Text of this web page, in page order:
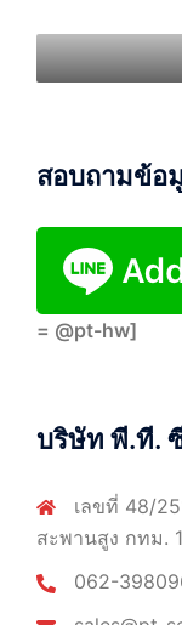
สอบถามข้อ
= @pt-hw]
บริษัท พี.ที.
เลขที่ 48/
สะพานสูง กทม.
062-